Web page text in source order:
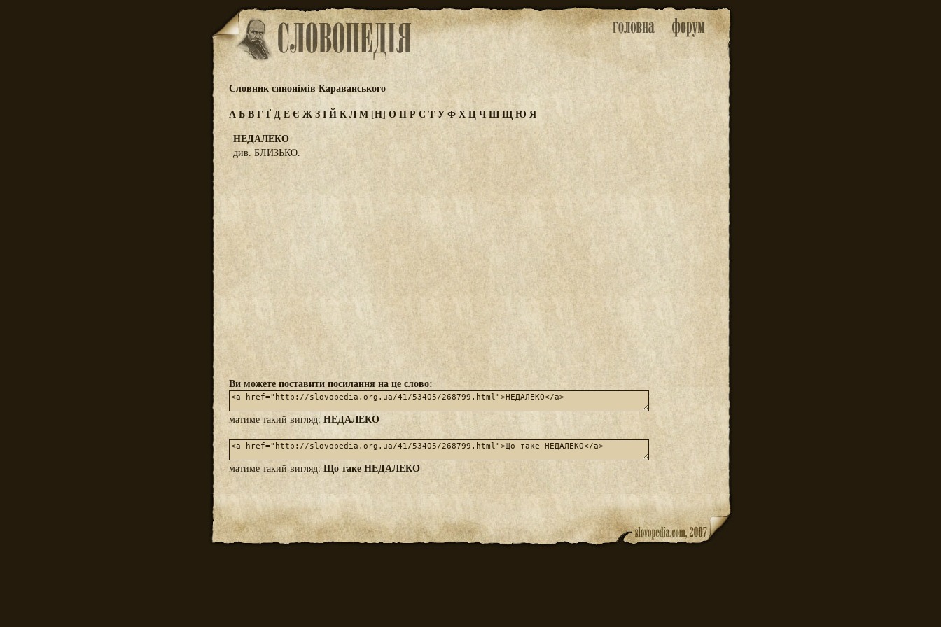
Словник синонімів Караванського
АБВГҐДЕЄ ЖЗІЙКЛМ [Н] ОПРС ТУФХЦЧШЩЮ Я
НЕДАЛЕКО
див. БЛИЗЬКО.
Ви можете поставити посилання на це слово:
матиме такий вигляд: НЕДАЛЕКО
матиме такий вигляд:Що таке НЕДАЛЕКО